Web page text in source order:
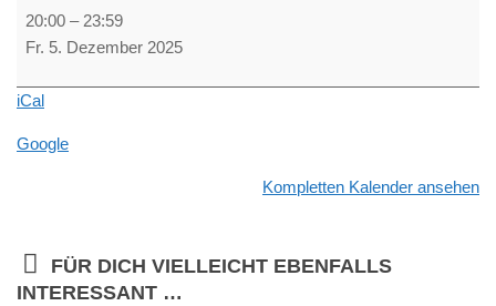
Bierhausbande
Bierhaus
20:00 – 23:59
Fr. 5. Dezember 2025
iCal
Google
Kompletten Kalender ansehen
FÜR DICH VIELLEICHT EBENFALLS
INTERESSANT …